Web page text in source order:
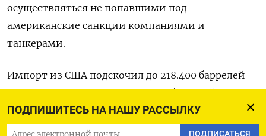
ПОДПИШИТЕСЬ НА НАШУ РАССЫЛКУ
осуществляться не попавшими под
американские санкции компаниями и
танкерами.
Импорт из США подскочил до 218.400 баррелей
декабре. Вашингтон, таким образом, стал пятым
по величине поставщиком Нью-Дели.